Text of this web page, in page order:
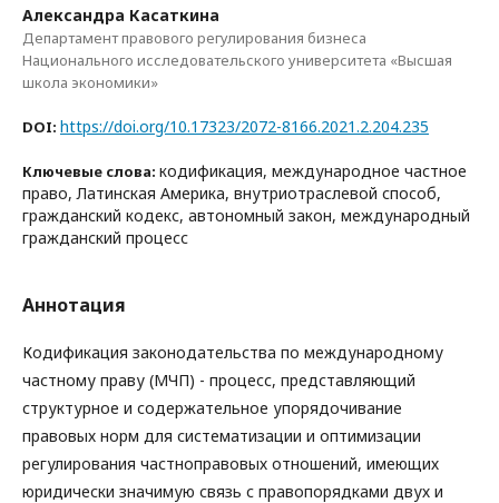
Александра Касаткина
Департамент правового регулирования бизнеса
Национального исследовательского университета «Высшая
школа экономики»
DOI: https://doi.org/10.17323/2072-8166.2021.2.204.235
Ключевые слова: кодификация, международное частное
право, Латинская Америка, внутриотраслевой способ,
гражданский кодекс, автономный закон, международный
гражданский процесс
Аннотация
Кодификация законодательства по международному
частному праву (МЧП) - процесс, представляющий
структурное и содержательное упорядочивание
правовых норм для систематизации и оптимизации
регулирования частноправовых отношений, имеющих
юридически значимую связь с правопорядками двух и